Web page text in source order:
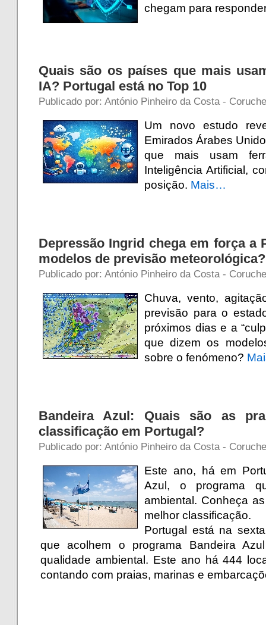
chegam para
Quais são os países que mais
IA? Portugal está no Top 10
Publicado por: António Pinheiro da Costa -
Um novo estudo
Emirados Árabes
que mais usam
Inteligência Artificial,
posição. Mais…
Depressão Ingrid chega em força a
modelos de previsão meteorológica?
Publicado por: António Pinheiro da Costa -
Chuva, vento,
previsão para o
próximos dias e a
que dizem os
sobre o fenómeno?
Bandeira Azul: Quais são as
classificação em Portugal?
Publicado por: António Pinheiro da Costa -
Este ano, há em
Azul, o programa
ambiental. Conheça
melhor classificação.
Portugal está na
que acolhem o programa Bandeira
qualidade ambiental. Este ano há 444
contando com praias, marinas e